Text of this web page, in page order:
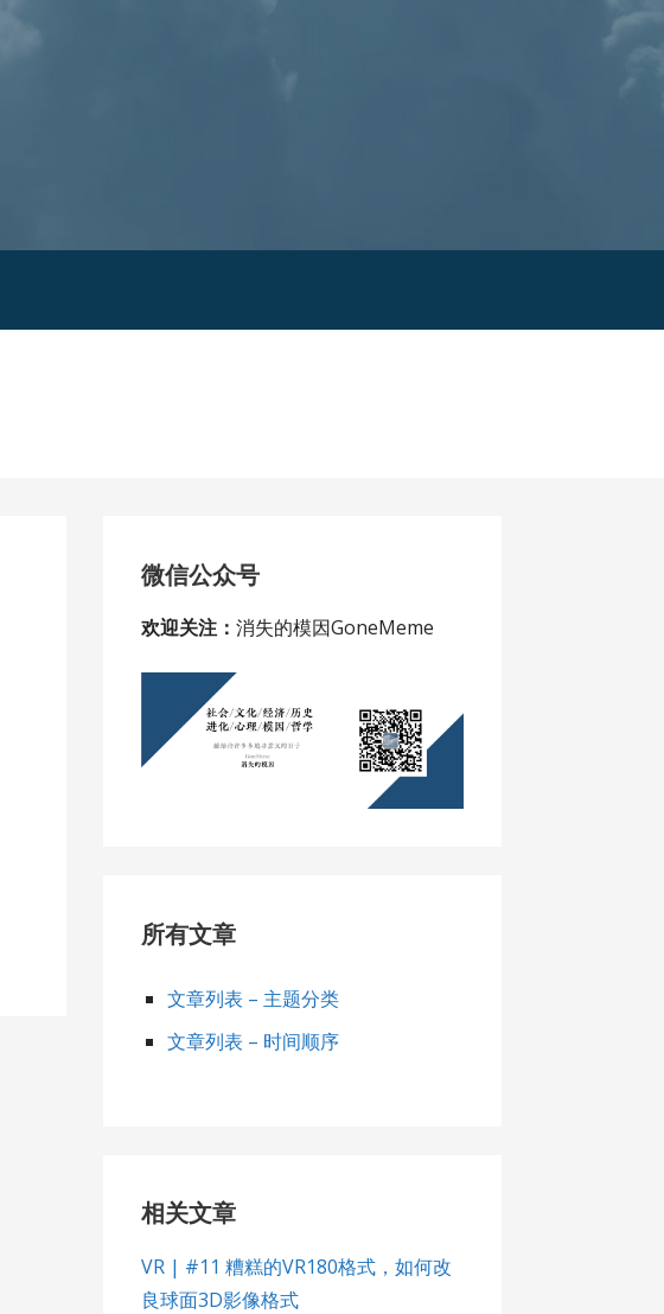
微信公众号
欢迎关注： 消失的模因GoneMeme
所有文章
文章列表 – 主题分类
文章列表 – 时间顺序
相关文章
VR | #11 糟糕的VR180格式，如何改
良球面3D影像格式